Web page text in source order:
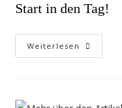
Start in den Tag!
Weiterlesen
Porridge
Kalte